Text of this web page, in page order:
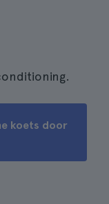
koets door